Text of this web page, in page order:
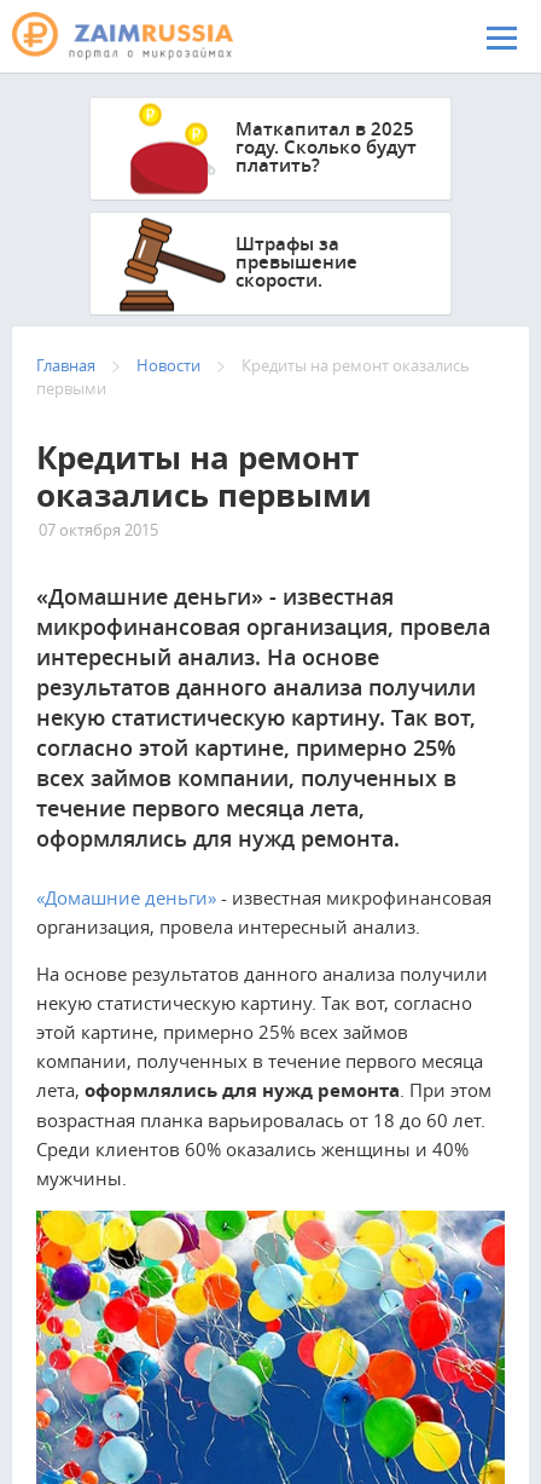
Перейти к основному содержанию
Маткапитал в 2025
году. Сколько будут
платить?
Штрафы за
превышение
скорости.
Главная Новости
Кредиты на ремонт оказались
первыми
Кредиты на ремонт
оказались первыми
07 октября 2015
«Домашние деньги» - известная
микрофинансовая организация, провела
интересный анализ. На основе
результатов данного анализа получили
некую статистическую картину. Так вот,
согласно этой картине, примерно 25%
всех займов компании, полученных в
течение первого месяца лета,
оформлялись для нужд ремонта.
«Домашние деньги» - известная микрофинансовая
организация, провела интересный анализ.
На основе результатов данного анализа получили
некую статистическую картину. Так вот, согласно
этой картине, примерно 25% всех займов
компании, полученных в течение первого месяца
лета, оформлялись для нужд ремонта . При этом
возрастная планка варьировалась от 18 до 60 лет.
Среди клиентов 60% оказались женщины и 40%
мужчины.